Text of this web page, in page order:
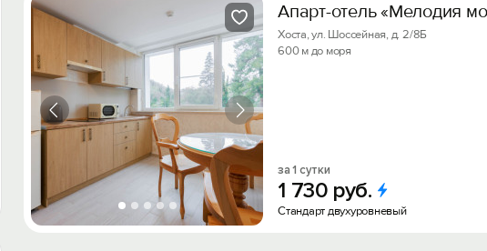
Апарт-отель «Мелодия
Хоста, ул. Шоссейная, д. 2/8Б
600 м до моря
за 1 сутки
1 730 руб.
Стандарт двухуровневый